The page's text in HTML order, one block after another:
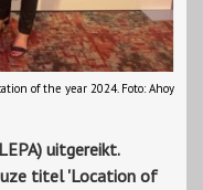
of the year 2024. Foto: Ahoy
uitgereikt.
titel 'Location of